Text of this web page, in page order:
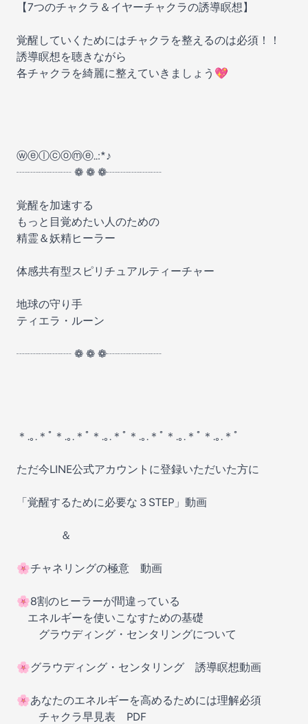
【7つのチャクラ＆イヤーチャクラの誘導瞑想】
覚醒していくためにはチャクラを整えるのは必須！！
誘導瞑想を聴きながら
各チャクラを綺麗に整えていきましょう💖
ⓦⓔⓛⓒⓞⓜⓔ..:*♪
┈┈┈┈┈ ❁ ❁ ❁┈┈┈┈┈
覚醒を加速する
もっと目覚めたい人のための
精霊＆妖精ヒーラー
体感共有型スピリチュアルティーチャー
地球の守り手
ティエラ・ルーン
┈┈┈┈┈ ❁ ❁ ❁┈┈┈┈┈
＊.｡.＊ﾟ＊.｡.＊ﾟ＊.｡.＊ﾟ＊.｡.＊ﾟ＊.｡.＊ﾟ＊.｡.＊ﾟ
ただ今LINE公式アカウントに登録いただいた方に
「覚醒するために必要な３STEP」動画
＆
🌸チャネリングの極意 動画
🌸8割のヒーラーが間違っている
エネルギーを使いこなすための基礎
グラウディング・センタリングについて
🌸グラウディング・センタリング 誘導瞑想動画
🌸あなたのエネルギーを高めるためには理解必須
チャクラ早見表 PDF